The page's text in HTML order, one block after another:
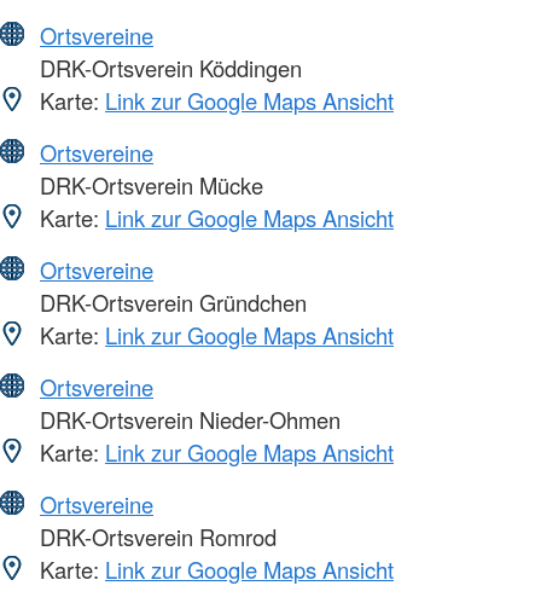
Ortsvereine
DRK-Ortsverein Köddingen
Karte: Link zur Google Maps Ansicht
Ortsvereine
DRK-Ortsverein Mücke
Karte: Link zur Google Maps Ansicht
Ortsvereine
DRK-Ortsverein Gründchen
Karte: Link zur Google Maps Ansicht
Ortsvereine
DRK-Ortsverein Nieder-Ohmen
Karte: Link zur Google Maps Ansicht
Ortsvereine
DRK-Ortsverein Romrod
Karte: Link zur Google Maps Ansicht